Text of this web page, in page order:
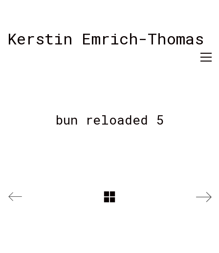
Kerstin Emrich-Thomas
bun reloaded 5